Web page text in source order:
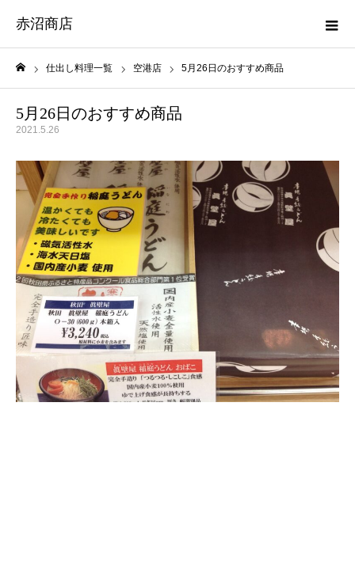
赤沼商店
仕出し料理一覧 空港店 5月26日のおすすめ商品
5月26日のおすすめ商品
2021.5.26